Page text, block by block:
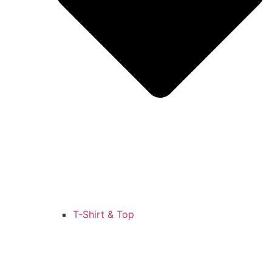
T-Shirt & Top